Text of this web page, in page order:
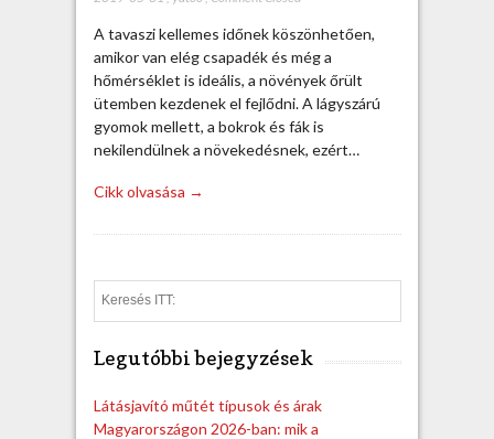
A tavaszi kellemes időnek köszönhetően,
amikor van elég csapadék és még a
hőmérséklet is ideális, a növények őrült
ütemben kezdenek el fejlődni. A lágyszárú
gyomok mellett, a bokrok és fák is
nekilendülnek a növekedésnek, ezért…
Cikk olvasása →
e
Legutóbbi bejegyzések
Látásjavító műtét típusok és árak
Magyarországon 2026-ban: mik a